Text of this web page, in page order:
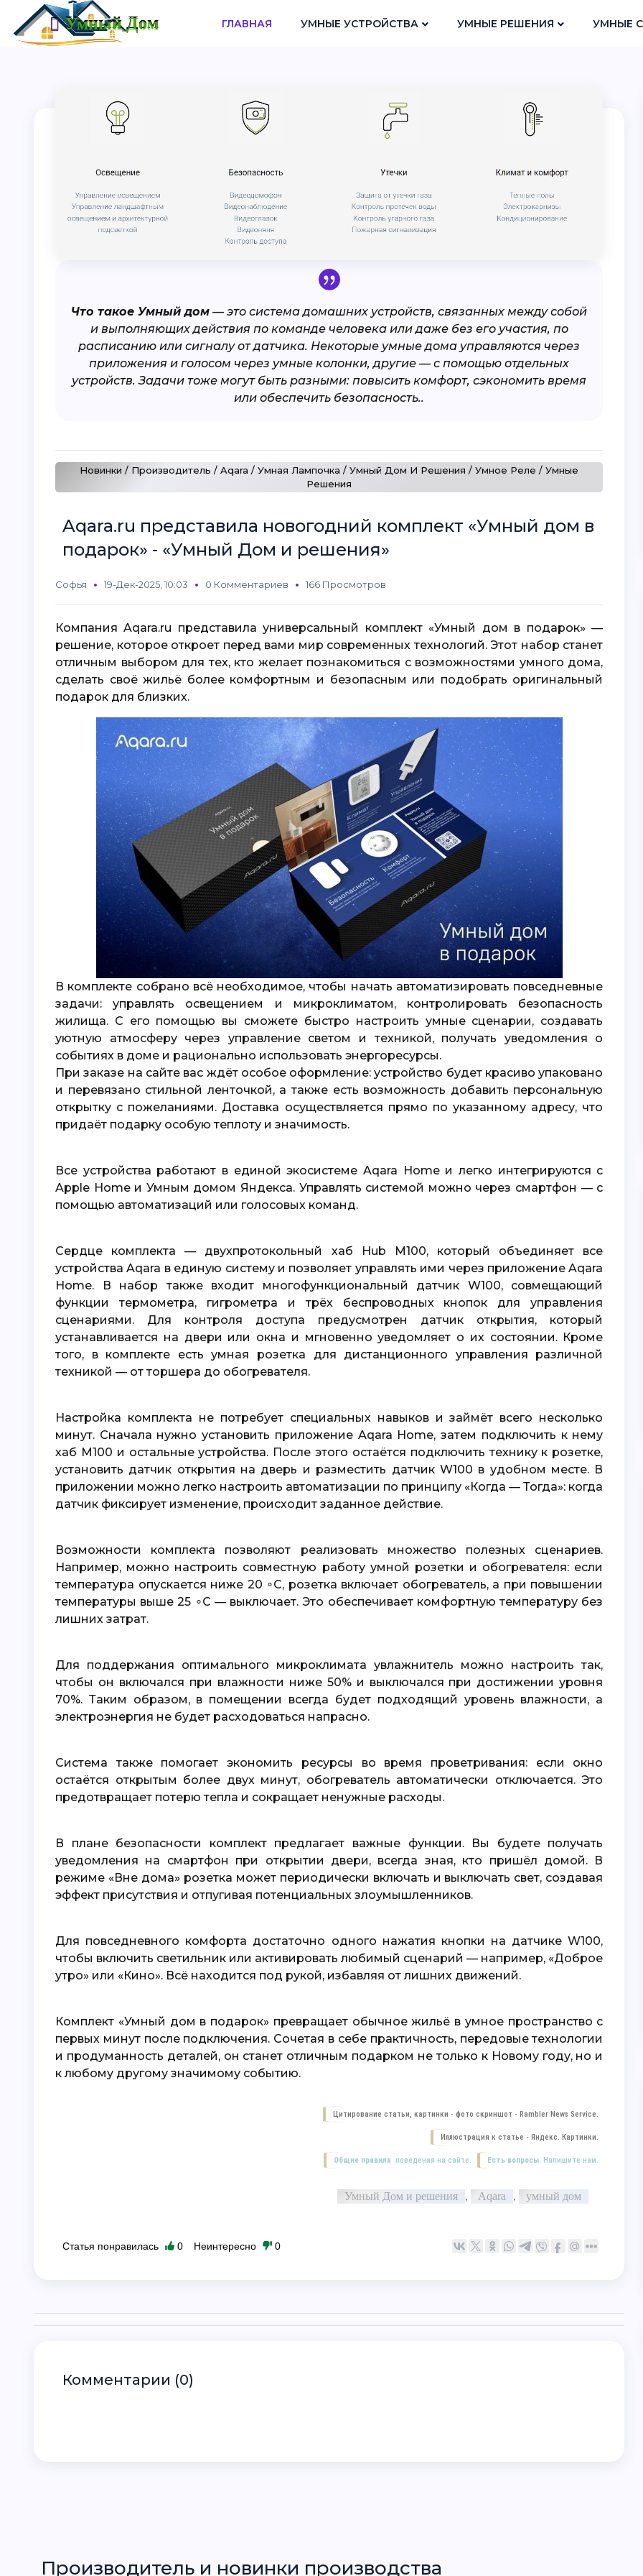
Умный Дом ГЛАВНАЯ УМНЫЕ УСТРОЙСТВА УМНЫЕ РЕШЕНИЯ УМНЫЕ
Что такое Умный дом — это система домашних устройств, связанных между собой
и выполняющих действия по команде человека или даже без его участия, по
расписанию или сигналу от датчика. Некоторые умные дома управляются через
приложения и голосом через умные колонки, другие — с помощью отдельных
устройств. Задачи тоже могут быть разными: повысить комфорт, сэкономить время
или обеспечить безопасность..
Новинки / Производитель / Aqara / Умная Лампочка / Умный Дом И Решения / Умное Реле / Умные
Решения
Aqara.ru представила новогодний комплект «Умный дом в
подарок» - «Умный Дом и решения»
Софья 19-Дек-2025, 10:03 0 Комментариев 166 Просмотров
Компания Aqara.ru представила универсальный комплект «Умный дом в подарок» —
решение, которое откроет перед вами мир современных технологий. Этот набор станет
отличным выбором для тех, кто желает познакомиться с возможностями умного дома,
сделать своё жильё более комфортным и безопасным или подобрать оригинальный
подарок для близких.
В комплекте собрано всё необходимое, чтобы начать автоматизировать повседневные
задачи: управлять освещением и микроклиматом, контролировать безопасность
жилища. С его помощью вы сможете быстро настроить умные сценарии, создавать
уютную атмосферу через управление светом и техникой, получать уведомления о
событиях в доме и рационально использовать энергоресурсы.
При заказе на сайте вас ждёт особое оформление: устройство будет красиво упаковано
и перевязано стильной ленточкой, а также есть возможность добавить персональную
открытку с пожеланиями. Доставка осуществляется прямо по указанному адресу, что
придаёт подарку особую теплоту и значимость.
Все устройства работают в единой экосистеме Aqara Home и легко интегрируются с
Apple Home и Умным домом Яндекса. Управлять системой можно через смартфон — с
помощью автоматизаций или голосовых команд.
Сердце комплекта — двухпротокольный хаб Hub M100, который объединяет все
устройства Aqara в единую систему и позволяет управлять ими через приложение Aqara
Home. В набор также входит многофункциональный датчик W100, совмещающий
функции термометра, гигрометра и трёх беспроводных кнопок для управления
сценариями. Для контроля доступа предусмотрен датчик открытия, который
устанавливается на двери или окна и мгновенно уведомляет о их состоянии. Кроме
того, в комплекте есть умная розетка для дистанционного управления различной
техникой — от торшера до обогревателя.
Настройка комплекта не потребует специальных навыков и займёт всего несколько
минут. Сначала нужно установить приложение Aqara Home, затем подключить к нему
хаб M100 и остальные устройства. После этого остаётся подключить технику к розетке,
установить датчик открытия на дверь и разместить датчик W100 в удобном месте. В
приложении можно легко настроить автоматизации по принципу «Когда — Тогда»: когда
датчик фиксирует изменение, происходит заданное действие.
Возможности комплекта позволяют реализовать множество полезных сценариев.
Например, можно настроить совместную работу умной розетки и обогревателя: если
температура опускается ниже 20 ∘C, розетка включает обогреватель, а при повышении
температуры выше25 ∘C — выключает. Это обеспечивает комфортную температуру без
лишних затрат.
Для поддержания оптимального микроклимата увлажнитель можно настроить так,
чтобы он включался при влажности ниже 50%и выключался при достижении уровня
70%. Таким образом, в помещении всегда будет подходящий уровень влажности, а
электроэнергия не будет расходоваться напрасно.
Система также помогает экономить ресурсы во время проветривания: если окно
остаётся открытым более двух минут, обогреватель автоматически отключается. Это
предотвращает потерю тепла и сокращает ненужные расходы.
В плане безопасности комплект предлагает важные функции. Вы будете получать
уведомления на смартфон при открытии двери, всегда зная, кто пришёл домой. В
режиме «Вне дома» розетка может периодически включать и выключать свет, создавая
эффект присутствия и отпугивая потенциальных злоумышленников.
Для повседневного комфорта достаточно одного нажатия кнопки на датчике W100,
чтобы включить светильник или активировать любимый сценарий — например, «Доброе
утро» или «Кино». Всё находится под рукой, избавляя от лишних движений.
Комплект «Умный дом в подарок» превращает обычное жильё в умное пространство с
первых минут после подключения. Сочетая в себе практичность, передовые технологии
и продуманность деталей, он станет отличным подарком не только к Новому году, но и
к любому другому значимому событию.
Цитирование статьи, картинки - фото скриншот - Rambler News Service.
Иллюстрация к статье -Яндекс. Картинки.
Есть вопросы. Напишите нам.
Общие правила поведения на сайте.
Умный Дом и решения , Aqara , умный дом
Статья понравилась 0 Неинтересно 0
Комментарии (0)
Производитель и новинки производства